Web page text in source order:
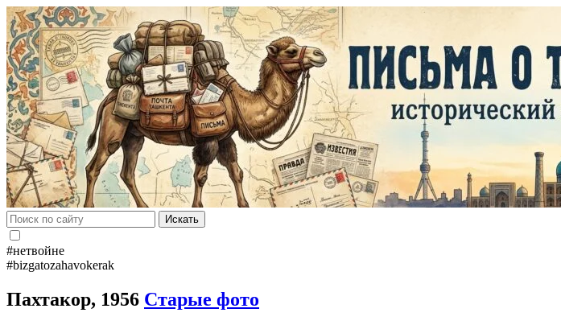
Искать
#нетвойне
#bizgatozahavokerak
Пахтакор, 1956 Старые фото